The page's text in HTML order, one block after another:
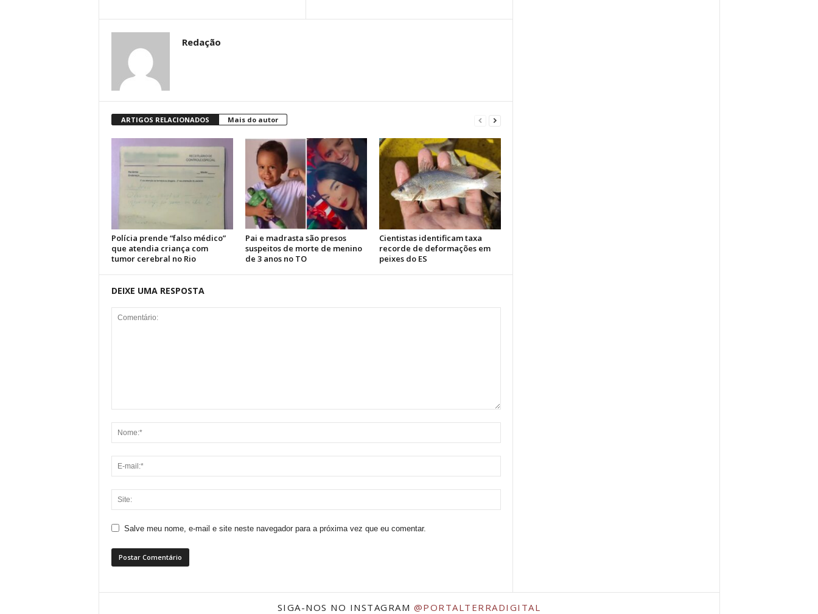
Redação
ARTIGOS RELACIONADOS Mais do autor
Polícia prende “falso médico”
que atendia criança com
tumor cerebral no Rio
Pai e madrasta são presos
suspeitos de morte de menino
de 3 anos no TO
Cientistas identificam taxa
recorde de deformações em
peixes do ES
DEIXE UMA RESPOSTA
Salve meu nome, e-mail e site neste navegador para a próxima vez que eu comentar.
SIGA-NOS NO INSTAGRAM @PORTALTERRADIGITAL